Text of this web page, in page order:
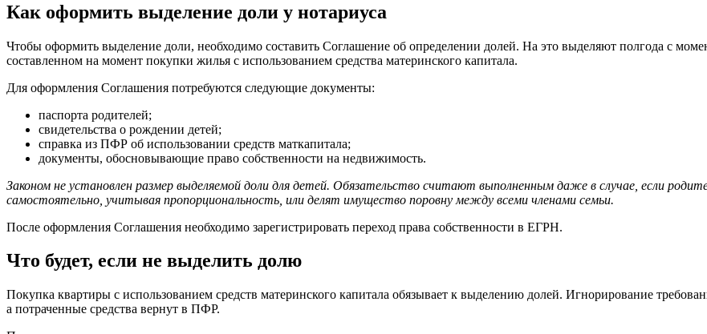
Как оформить выделение доли у нотариуса
Чтобы оформить выделение доли, необходимо составить Соглашение об определении долей. На это выделяют полгода с
составленном на момент покупки жилья с использованием средства материнского капитала.
Для оформления Соглашения потребуются следующие документы:
паспорта родителей;
свидетельства о рождении детей;
справка из ПФР об использовании средств маткапитала;
документы, обосновывающие право собственности на недвижимость.
Законом не установлен размер выделяемой доли для детей. Обязательство считают выполненным даже в случае, если
самостоятельно, учитывая пропорциональность, или делят имущество поровну между всеми членами семьи.
После оформления Соглашения необходимо зарегистрировать переход права собственности в ЕГРН.
Что будет, если не выделить долю
Покупка квартиры с использованием средств материнского капитала обязывает к выделению долей. Игнорирование
а потраченные средства вернут в ПФР.